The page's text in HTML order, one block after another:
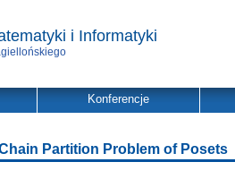
i Informatyki
Konferencje
Partition Problem of Posets